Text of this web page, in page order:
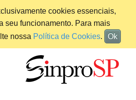
cookies essenciais,
seu funcionamento. Para mais
nossa Política de Cookies. Ok